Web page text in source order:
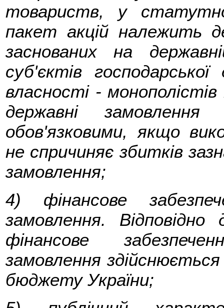
товариств, у
пакет акцій належить
заснованих на
суб'єктів
власності - монополістів
державні
обов'язковими, якщо
не спричиняє збитків
замовлення;
4) фінансове
замовлення.
фінансове
замовлення
бюджету України;